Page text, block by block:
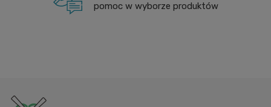
pomoc w wyborze produktów